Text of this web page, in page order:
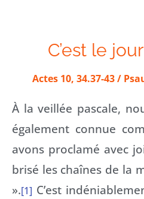
C’est le
Actes 10, 34.37-43 /
À la veillée pascale,
également connue
avons proclamé avec
brisé les chaînes de la
».[1] C’est